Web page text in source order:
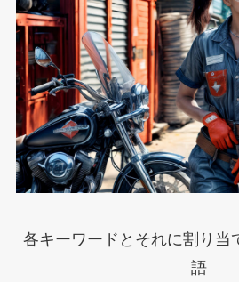
各キーワードとそれに割り当
語